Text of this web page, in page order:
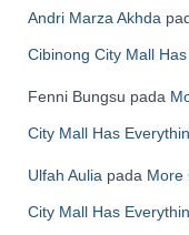
Andri Marza Akhda
Cibinong City Mall
Fenni Bungsu pada
City Mall Has
Ulfah Aulia pada More
City Mall Has